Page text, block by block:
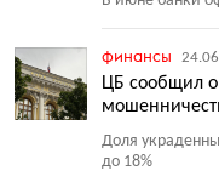
финансы
ЦБ сообщил
Доля
до 18%